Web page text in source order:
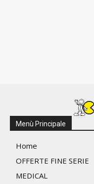
Menù Principale
Home
OFFERTE FINE SERIE
MEDICAL